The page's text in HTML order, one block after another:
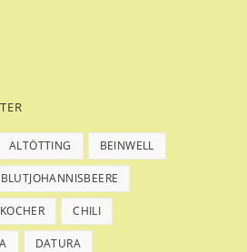
ALTÖTTING BEINWELL
BLUTJOHANNISBEERE
CHILI
DATURA